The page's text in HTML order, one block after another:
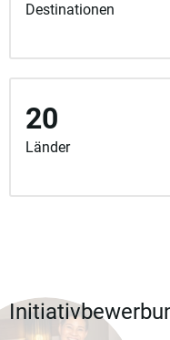
Destinationen
20
Länder